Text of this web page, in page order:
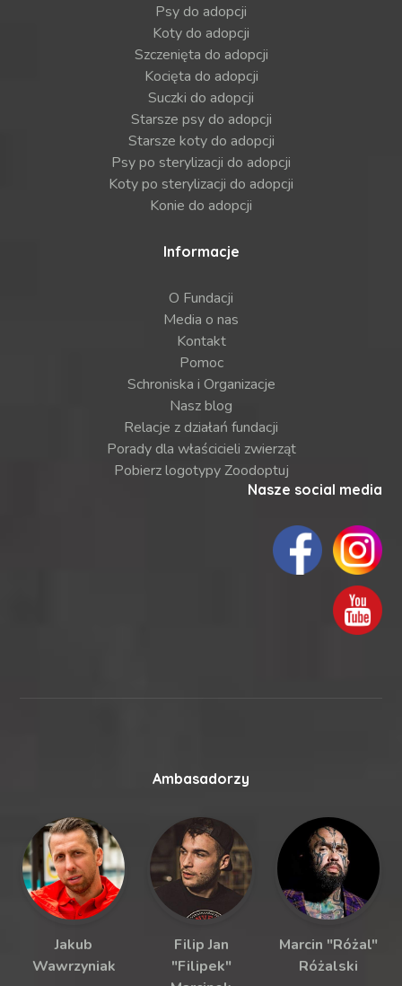
Psy do adopcji
Koty do adopcji
Szczenięta do adopcji
Kocięta do adopcji
Suczki do adopcji
Starsze psy do adopcji
Starsze koty do adopcji
Psy po sterylizacji do adopcji
Koty po sterylizacji do adopcji
Konie do adopcji
Informacje
O Fundacji
Media o nas
Kontakt
Pomoc
Schroniska i Organizacje
Nasz blog
Relacje z działań fundacji
Porady dla właścicieli zwierząt
Pobierz logotypy Zoodoptuj
Nasze social media
Ambasadorzy
Jakub
Wawrzyniak
Filip Jan
"Filipek"
Marcin "Różal"
Różalski